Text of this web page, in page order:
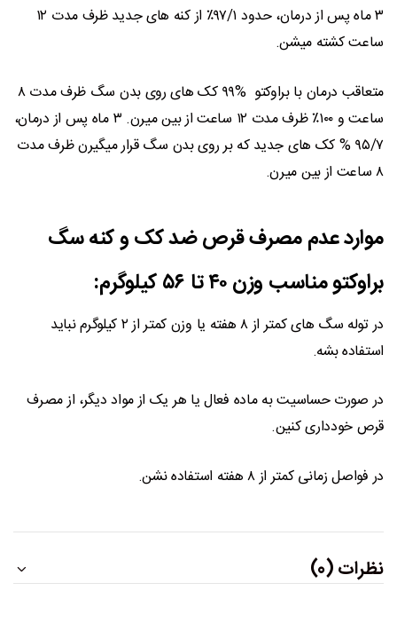
۳ ماه پس از درمان، حدود ۹۷/۱٪ از کنه های جدید ظرف مدت ۱۲
ساعت کشته می­شن.
متعاقب درمان با براوکتو %۹۹ کک های روی بدن سگ ظرف مدت ۸
ساعت و ۱۰۰٪ ظرف مدت ۱۲ ساعت از بین میرن. ۳ ماه پس از درمان،
۹۵/۷ % کک های جدید که بر روی بدن سگ قرار می­گیرن ظرف مدت
۸ ساعت از بین می­رن.
موارد عدم مصرف قرص ضد کک و کنه سگ
براوکتو مناسب وزن ۴۰ تا ۵۶ کیلوگرم:
در توله سگ های کمتر از ۸ هفته یا وزن کمتر از ۲ کیلوگرم نباید
استفاده بشه.
در صورت حساسیت به ماده فعال یا هر یک از مواد دیگر، از مصرف
قرص خودداری کنین.
در فواصل زمانی کمتر از ۸ هفته استفاده نشن.
نظرات (0)